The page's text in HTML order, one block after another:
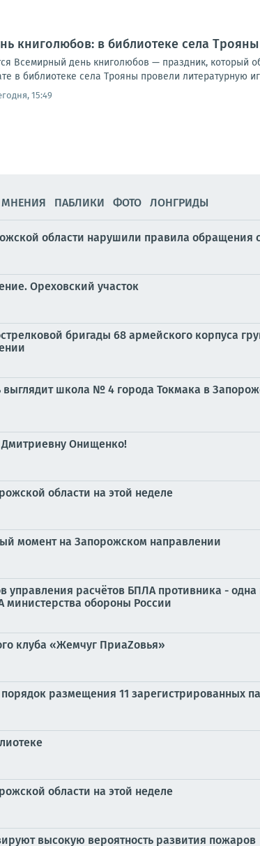
книголюбов: в библиотеке села
Всемирный день книголюбов — праздник, который
в библиотеке села Трояны провели литературную
15:49
МНЕНИЯ ПАБЛИКИ ФОТО ЛОНГРИДЫ
области нарушили правила обращения
Ореховский участок
бригады 68 армейского корпуса
выглядит школа № 4 города Токмака в
Онищенко!
области на этой неделе
момент на Запорожском направлении
управления расчётов БПЛА противника -
министерства обороны России
клуба «Жемчуг ПриаZовья»
размещения 11 зарегистрированных
области на этой неделе
высокую вероятность развития пожаров